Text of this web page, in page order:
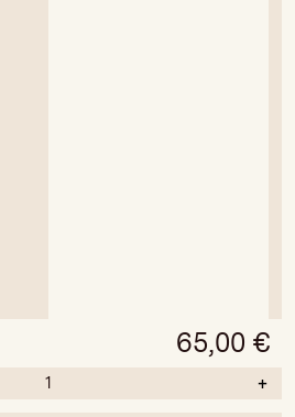
65,00 €
+